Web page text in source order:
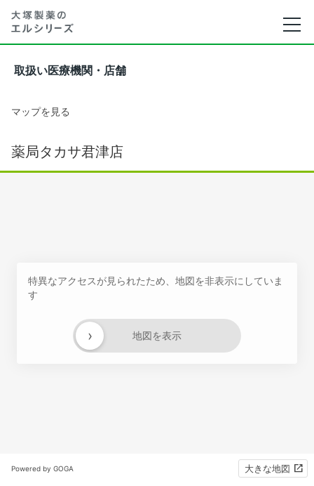
取扱い医療機関・店舗
マップを見る
薬局タカサ君津店
特異なアクセスが見られたため、地図を非表示にしていま
す
地図を表示
›
Powered by GOGA 大きな地図